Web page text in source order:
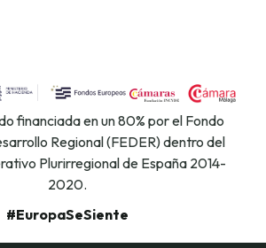
financiada en un 80% por el Fondo
Regional (FEDER) dentro del
Plurirregional de España 2014-
2020.
#EuropaSeSiente